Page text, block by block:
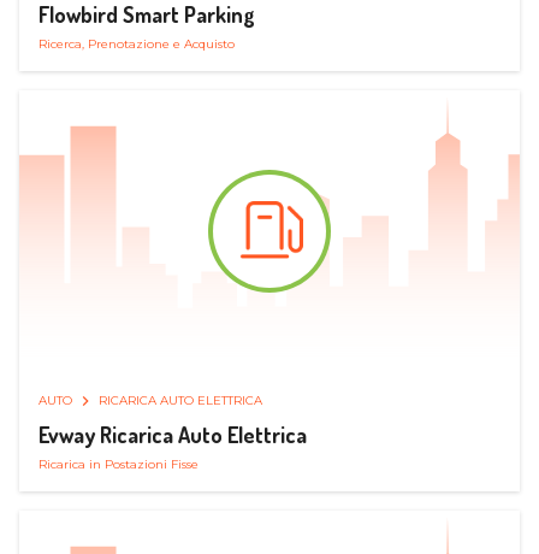
Flowbird Smart Parking
Ricerca, Prenotazione e Acquisto
AUTO RICARICA AUTO ELETTRICA
Evway Ricarica Auto Elettrica
Ricarica in Postazioni Fisse